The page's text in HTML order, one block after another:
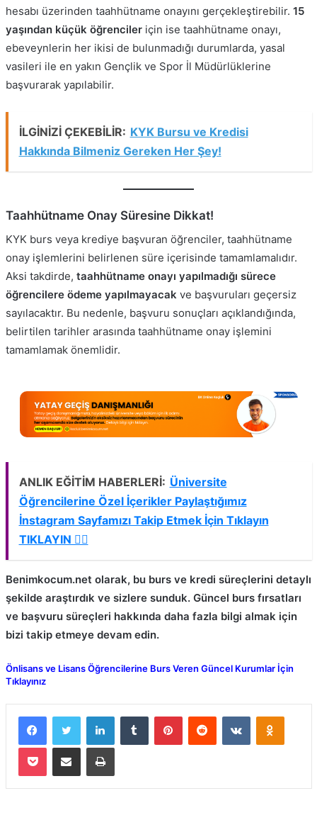
hesabı üzerinden taahhütname onayını gerçekleştirebilir. 15
yaşından küçük öğrencileriçin ise taahhütname onayı,
ebeveynlerin her ikisi de bulunmadığı durumlarda, yasal
vasileri ile en yakın Gençlik ve Spor İl Müdürlüklerine
başvurarak yapılabilir.
İLGİNİZİ ÇEKEBİLİR: KYK Bursu ve Kredisi
Hakkında Bilmeniz Gereken Her Şey!
Taahhütname Onay Süresine Dikkat!
KYK burs veya krediye başvuran öğrenciler, taahhütname
onay işlemlerini belirlenen süre içerisinde tamamlamalıdır.
Aksi takdirde, taahhütname onayı yapılmadığı sürece
öğrencilere ödeme yapılmayacak ve başvuruları geçersiz
sayılacaktır. Bu nedenle, başvuru sonuçları açıklandığında,
belirtilen tarihler arasında taahhütname onay işlemini
tamamlamak önemlidir.
ANLIK EĞİTİM HABERLERİ: Üniversite
Öğrencilerine Özel İçerikler Paylaştığımız
İnstagram Sayfamızı Takip Etmek İçin Tıklayın
TIKLAYIN 👈🏻
Benimkocum.net olarak, bu burs ve kredi süreçlerini detaylı
şekilde araştırdık ve sizlere sunduk. Güncel burs fırsatları
ve başvuru süreçleri hakkında daha fazla bilgi almak için
bizi takip etmeye devam edin.
Önlisans ve Lisans Öğrencilerine Burs Veren Güncel Kurumlar İçin
Tıklayınız
FacebookTwitter LinkedInTumblr PinterestReddit VKontakte
Pocket E-Posta ile paylaş Yazdır